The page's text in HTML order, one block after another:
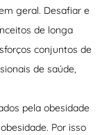
geral. Desafiar e
de longa
conjuntos de
de saúde,
pela obesidade
Por isso